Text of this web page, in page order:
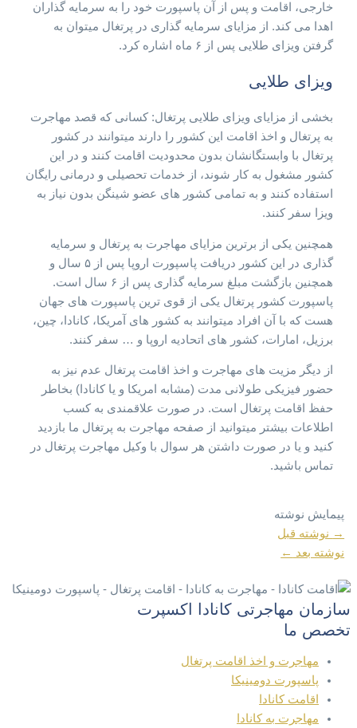
خارجی، اقامت و پس از آن پاسپورت خود را به سرمایه گذاران
اهدا می کند. از مزایای سرمایه گذاری در پرتغال میتوان به
گرفتن ویزای طلایی پس از ۶ ماه اشاره کرد.
ویزای طلایی
بخشی از مزایای ویزای طلایی پرتغال: کسانی که قصد مهاجرت
به پرتغال و اخذ اقامت این کشور را دارند میتوانند در کشور
پرتغال با وابستگانشان بدون محدودیت اقامت کنند و در این
کشور مشغول به کار شوند، از خدمات تحصیلی و درمانی رایگان
استفاده کنند و به تمامی کشور های عضو شینگن بدون نیاز به
ویزا سفر کنند.
همچنین یکی از برترین مزایای مهاجرت به پرتغال و سرمایه
گذاری در این کشور دریافت پاسپورت اروپا پس از ۵ سال و
همچنین بازگشت مبلغ سرمایه گذاری پس از ۶ سال است.
پاسپورت کشور پرتغال یکی از قوی ترین پاسپورت های جهان
هست که با آن افراد میتوانند به کشور های آمریکا، کانادا، چین،
برزیل، امارات، کشور های اتحادیه اروپا و … سفر کنند.
از دیگر مزیت های مهاجرت و اخذ اقامت پرتغال عدم نیز به
حضور فیزیکی طولانی مدت (مشابه امریکا و یا کانادا) بخاطر
حفظ اقامت پرتغال است. در صورت علاقمندی به کسب
اطلاعات بیشتر میتوانید از صفحه مهاجرت به پرتغال ما بازدید
کنید و یا در صورت داشتن هر سوال با وکیل مهاجرت پرتغال در
تماس باشید.
پیمایش نوشته
→ نوشته قبل
نوشته بعد ←
سازمان مهاجرتی کانادا اکسپرت
تخصص ما
مهاجرت و اخذ اقامت پرتغال
پاسپورت دومینیکا
اقامت کانادا
مهاجرت به کانادا